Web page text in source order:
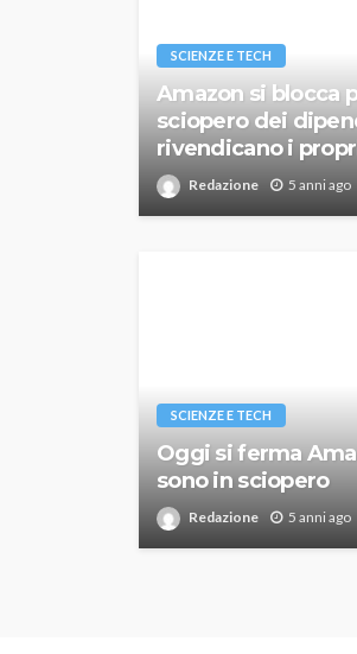
SCIENZE E TECH
Amazon si blocca
sciopero dei
rivendicano i
Redazione 5 anni ago
SCIENZE E TECH
Oggi si ferma
sono in sciopero
Redazione 5 anni ago